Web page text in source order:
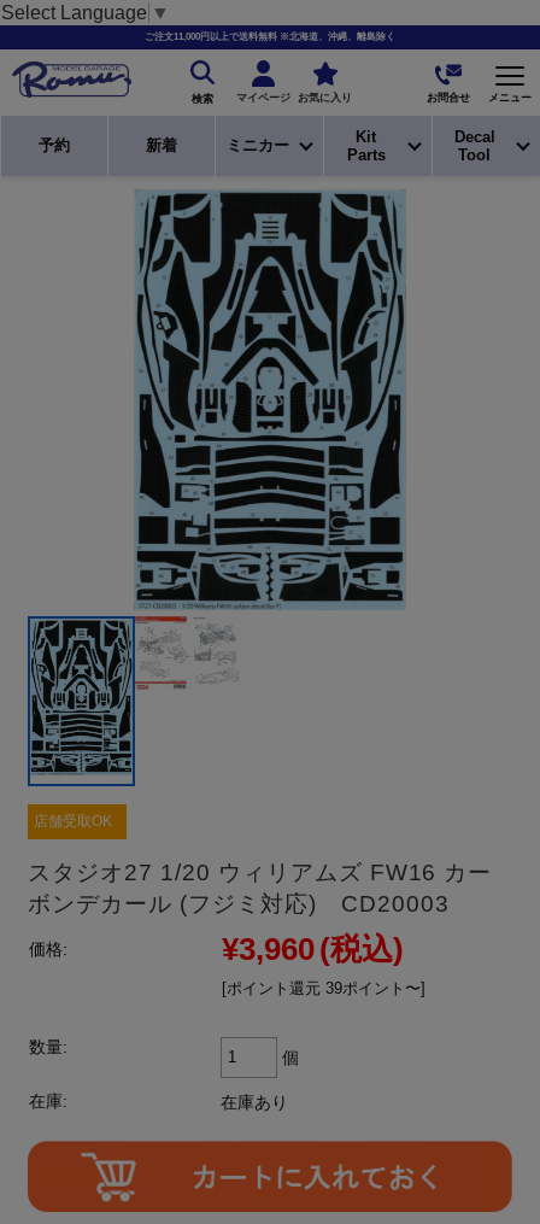
Select Language ▼
ご注文11,000円以上で送料無料 ※北海道、沖縄、離島除く
検索 マイページ お気に入り お問合せ メニュー
予約 新着 ミニカー
Kit
Parts
Decal
Tool
店舗受取OK
スタジオ27 1/20 ウィリアムズ FW16 カー
ボンデカール (フジミ対応) CD20003
価格: ¥3,960(税込)
[ポイント還元 39ポイント〜]
数量:
個
在庫: 在庫あり